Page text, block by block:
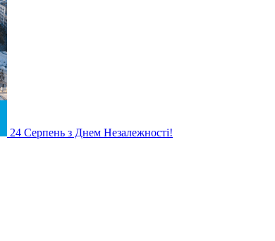
24 Серпень з Днем Незалежності!